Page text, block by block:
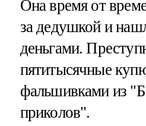
Она время от
за дедушкой и
деньгами.
пятитысячные
фальшивками из
приколов".